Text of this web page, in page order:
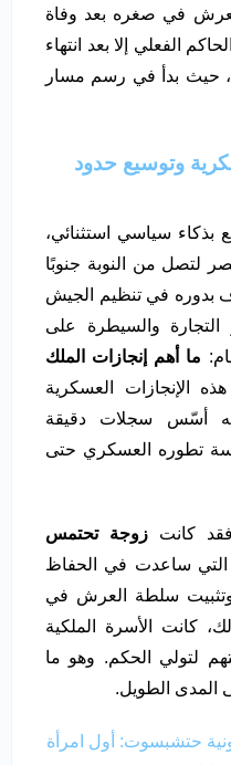
في صغره بعد وفاة
الفعلي إلا بعد انتهاء
حيث بدأ في رسم مسار
وتوسيع حدود
بذكاء سياسي استثنائي،
لتصل من النوبة جنوبًا
بدوره في تنظيم الجيش
والسيطرة على
ما أهم إنجازات الملك
الإنجازات العسكرية
أنه أسّس سجلات دقيقة
تطوره العسكري حتى
كانت زوجة تحتمس
التي ساعدت في الحفاظ
وتثبيت سلطة العرش في
كانت الأسرة الملكية
لتولي الحكم. وهو ما
المدى الطويل.
حتشبسوت: أول امرأة